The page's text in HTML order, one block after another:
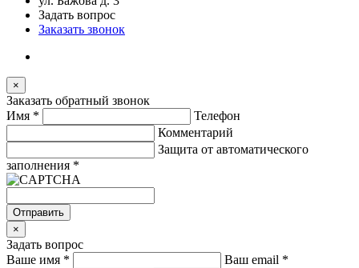
Задать вопрос
Заказать звонок
×
Заказать обратный звонок
Имя *
Телефон
Комментарий
Защита от автоматического
заполнения *
Отправить
×
Задать вопрос
Ваше имя * Ваш email *